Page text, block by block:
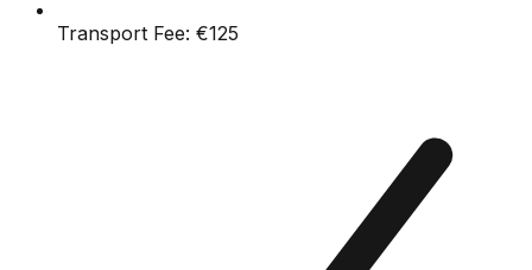
Transport Fee: €125